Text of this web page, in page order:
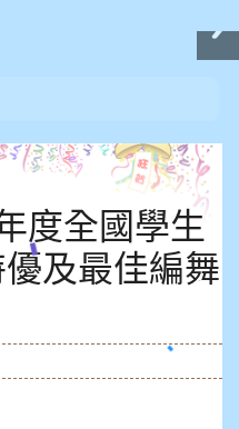
度全國學生
及最佳編舞